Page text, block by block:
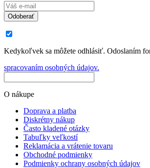
Odoberať
Kedykoľvek sa môžete odhlásiť. Odoslaním
spracovaním osobných údajov.
O nákupe
Doprava a platba
Diskrétny nákup
Často kladené otázky
Tabuľky veľkostí
Reklamácia a vrátenie tovaru
Obchodné podmienky
Podmienky ochrany osobných údajov